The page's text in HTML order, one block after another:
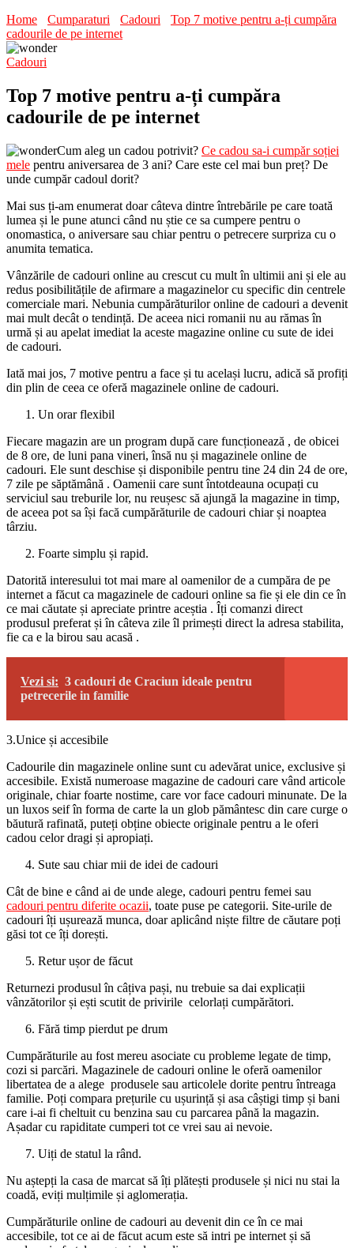
Home
Cumparaturi Cadouri
Top 7 motive pentru a-ți cumpăra
cadourile de pe internet
Cadouri
Top 7 motive pentru a-ți cumpăra
cadourile de pe internet
Cum aleg un cadou potrivit? Ce cadou sa-i cumpăr soției
mele pentru aniversarea de 3 ani? Care este cel mai bun preț? De
unde cumpăr cadoul dorit?
Mai sus ți-am enumerat doar câteva dintre întrebările pe care toată
lumea și le pune atunci când nu știe ce sa cumpere pentru o
onomastica, o aniversare sau chiar pentru o petrecere surpriza cu o
anumita tematica.
Vânzările de cadouri online au crescut cu mult în ultimii ani și ele au
redus posibilitățile de afirmare a magazinelor cu specific din centrele
comerciale mari. Nebunia cumpărăturilor online de cadouri a devenit
mai mult decât o tendință. De aceea nici romanii nu au rămas în
urmă și au apelat imediat la aceste magazine online cu sute de idei
de cadouri.
Iată mai jos, 7 motive pentru a face și tu același lucru, adică să profiți
din plin de ceea ce oferă magazinele online de cadouri.
Un orar flexibil
Fiecare magazin are un program după care funcționează , de obicei
de 8 ore, de luni pana vineri, însă nu și magazinele online de
cadouri. Ele sunt deschise și disponibile pentru tine 24 din 24 de ore,
7 zile pe săptămână . Oamenii care sunt întotdeauna ocupați cu
serviciul sau treburile lor, nu reușesc să ajungă la magazine in timp,
de aceea pot sa își facă cumpărăturile de cadouri chiar și noaptea
târziu.
Foarte simplu și rapid.
Datorită interesului tot mai mare al oamenilor de a cumpăra de pe
internet a făcut ca magazinele de cadouri online sa fie și ele din ce în
ce mai căutate și apreciate printre aceștia . Îți comanzi direct
produsul preferat și în câteva zile îl primești direct la adresa stabilita,
fie ca e la birou sau acasă .
Vezi si: 3 cadouri de Craciun ideale pentru
petrecerile in familie
3.Unice și accesibile
Cadourile din magazinele online sunt cu adevărat unice, exclusive și
accesibile. Există numeroase magazine de cadouri care vând articole
originale, chiar foarte nostime, care vor face cadouri minunate. De la
un luxos seif în forma de carte la un glob pământesc din care curge o
băutură rafinată, puteți obține obiecte originale pentru a le oferi
cadou celor dragi și apropiați.
Sute sau chiar mii de idei de cadouri
Cât de bine e când ai de unde alege, cadouri pentru femei sau
cadouri pentru diferite ocazii, toate puse pe categorii. Site-urile de
cadouri îți ușurează munca, doar aplicând niște filtre de căutare poți
găsi tot ce îți dorești.
Retur ușor de făcut
Returnezi produsul în câțiva pași, nu trebuie sa dai explicații
vânzătorilor și ești scutit de privirile celorlați cumpărători.
Fără timp pierdut pe drum
Cumpărăturile au fost mereu asociate cu probleme legate de timp,
cozi si parcări. Magazinele de cadouri online le oferă oamenilor
libertatea de a alege produsele sau articolele dorite pentru întreaga
familie. Poți compara prețurile cu ușurință și asa câștigi timp și bani
care i-ai fi cheltuit cu benzina sau cu parcarea până la magazin.
Așadar cu rapiditate cumperi tot ce vrei sau ai nevoie.
Uiți de statul la rând.
Nu aștepți la casa de marcat să îți plătești produsele și nici nu stai la
coadă, eviți mulțimile și aglomerația.
Cumpărăturile online de cadouri au devenit din ce în ce mai
accesibile, tot ce ai de făcut acum este să intri pe internet și să